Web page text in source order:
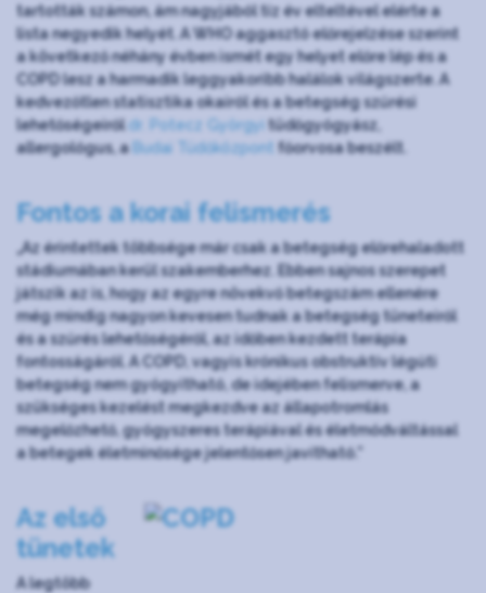
tartották számon, ám nagyjából tíz év elteltével elérte a
lista negyedik helyét. A WHO aggasztó előrejelzése szerint
a következő néhány évben ismét egy helyet előre lép és a
COPD lesz a harmadik leggyakoribb halálok világszerte. A
kedvezőtlen statisztika okairól és a betegség szűrési
lehetőségeiről dr. Potecz Györgyi tüdőgyógyász,
allergológus, a
Budai Tüdőközpont főorvosa beszélt.
Fontos a korai felismerés
„Az érintettek többsége már csak a betegség előrehaladott
stádiumában kerül szakemberhez. Ebben sajnos szerepet
játszik az is, hogy az egyre növekvő betegszám ellenére
még mindig nagyon kevesen tudnak a betegség tüneteiről
és a szűrés lehetőségéről, az időben kezdett terápia
fontosságáról. A COPD, vagyis krónikus obstruktív légúti
betegség nem gyógyítható, de idejében felismerve, a
szükséges kezelést megkezdve az állapotromlás
megelőzhető, gyógyszeres terápiával és életmódváltással
a betegek életminősége jelentősen javítható.”
Az első
tünetek
A legtöbb